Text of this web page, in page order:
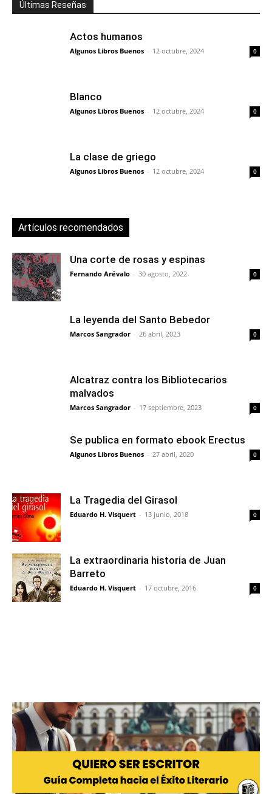
Últimas Reseñas
Actos humanos
Algunos Libros Buenos - 12 octubre, 2024 0
Blanco
Algunos Libros Buenos - 12 octubre, 2024 0
La clase de griego
Algunos Libros Buenos - 12 octubre, 2024 0
Artículos recomendados
Una corte de rosas y espinas
Fernando Arévalo - 30 agosto, 2022 0
La leyenda del Santo Bebedor
Marcos Sangrador - 26 abril, 2023 0
Alcatraz contra los Bibliotecarios
malvados
Marcos Sangrador - 17 septiembre, 2023 0
Se publica en formato ebook Erectus
Algunos Libros Buenos - 27 abril, 2020 0
La Tragedia del Girasol
Eduardo H. Visquert - 13 junio, 2018 0
La extraordinaria historia de Juan
Barreto
Eduardo H. Visquert - 17 octubre, 2016 0